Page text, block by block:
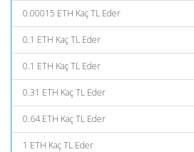
0.00015 ETH Kaç TL Eder
0.1 ETH Kaç TL Eder
0.1 ETH Kaç TL Eder
0.31 ETH Kaç TL Eder
0.64 ETH Kaç TL Eder
1 ETH Kaç TL Eder